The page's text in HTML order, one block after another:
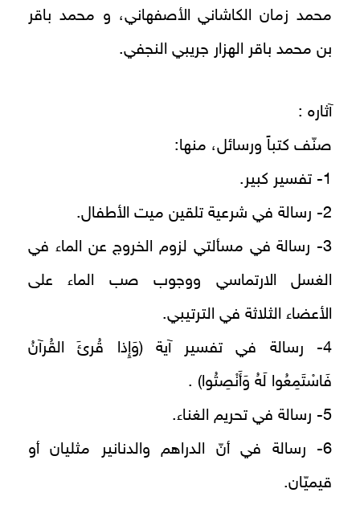
محمد زمان الكاشاني الأصفهاني، و محمد باقر
بن محمد باقر الهزار جريبي النجفي.
آثاره :
صنّف كتباً ورسائل، منها:
1- تفسير كبير.
2- رسالة في شرعية تلقين ميت الأطفال.
3- رسالة في مسألتي لزوم الخروج عن الماء في
الغسل الارتماسي ووجوب صب الماء على
الأعضاء الثلاثة في الترتيبي.
4- رسالة في تفسير آية (وَإِذا قُرئَ القُرآنُ
فَاسْتَمِعُوا لَهُ وَأَنْصِتُوا) .
5- رسالة في تحريم الغناء.
6- رسالة في أنّ الدراهم والدنانير مثليان أو
قيميّان.